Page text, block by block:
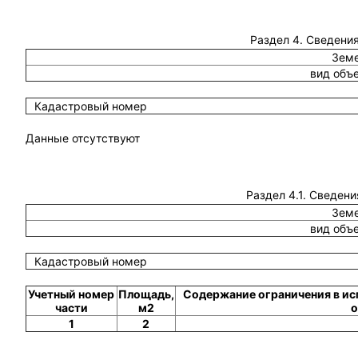
Раздел 4.
вид
Кадастровый номер
Данные отсутствуют
Раздел 4.1.
вид
Кадастровый номер
Учетный номер
части
Площадь,
м2
Содержание ограничения в
1
2